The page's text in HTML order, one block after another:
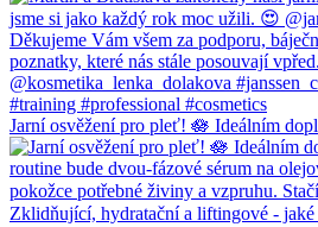
Jarní osvěžení pro pleť! 🪷 Ideálním dopl